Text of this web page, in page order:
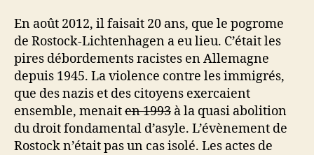
En août 2012, il faisait 20 ans, que le pogrome
de Rostock-Lichtenhagen a eu lieu. C’était les
pires débordements racistes en Allemagne
depuis 1945. La violence contre les immigrés,
que des nazis et des citoyens exercaient
ensemble, menaiten 1993 à la quasi abolition
du droit fondamental d’asyle. L’évènement de
Rostock n’était pas un cas isolé. Les actes de